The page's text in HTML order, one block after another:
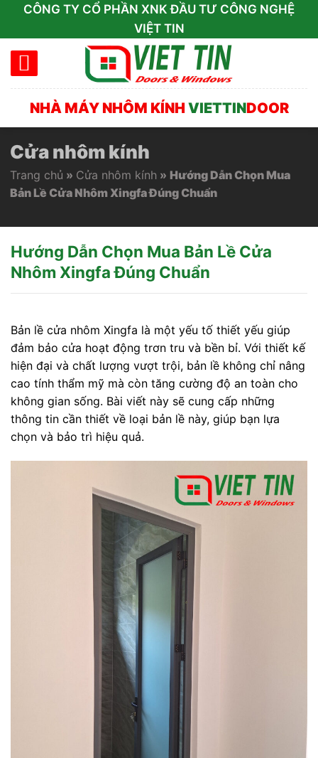
CÔNG TY CỔ PHẦN XNK ĐẦU TƯ CÔNG NGHỆ
VIỆT TIN
NHÀ MÁY NHÔM KÍNH VIETTINDOOR
Cửa nhôm kính
Trang chủ » Cửa nhôm kính » Hướng Dẫn Chọn Mua
Bản Lề Cửa Nhôm Xingfa Đúng Chuẩn
Hướng Dẫn Chọn Mua Bản Lề Cửa
Nhôm Xingfa Đúng Chuẩn
Bản lề cửa nhôm Xingfa là một yếu tố thiết yếu giúp
đảm bảo cửa hoạt động trơn tru và bền bỉ. Với thiết kế
hiện đại và chất lượng vượt trội, bản lề không chỉ nâng
cao tính thẩm mỹ mà còn tăng cường độ an toàn cho
không gian sống. Bài viết này sẽ cung cấp những
thông tin cần thiết về loại bản lề này, giúp bạn lựa
chọn và bảo trì hiệu quả.